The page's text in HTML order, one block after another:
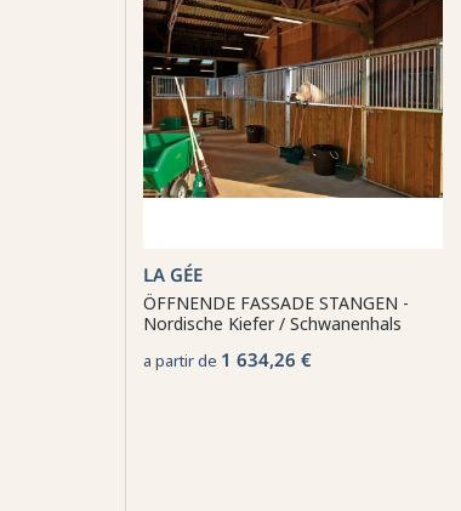
LA GÉE
ÖFFNENDE FASSADE STANGEN -
Nordische Kiefer / Schwanenhals
a partir de 1 634,26 €